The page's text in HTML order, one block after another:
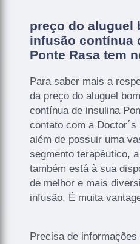
preço do aluguel
infusão contínua
Ponte Rasa tem
Para saber mais a
da preço do aluguel
contínua de insulina
contato com a
além de possuir uma
segmento terapêutico,
também está à sua
de melhor e mais
infusão. É muita
Precisa de